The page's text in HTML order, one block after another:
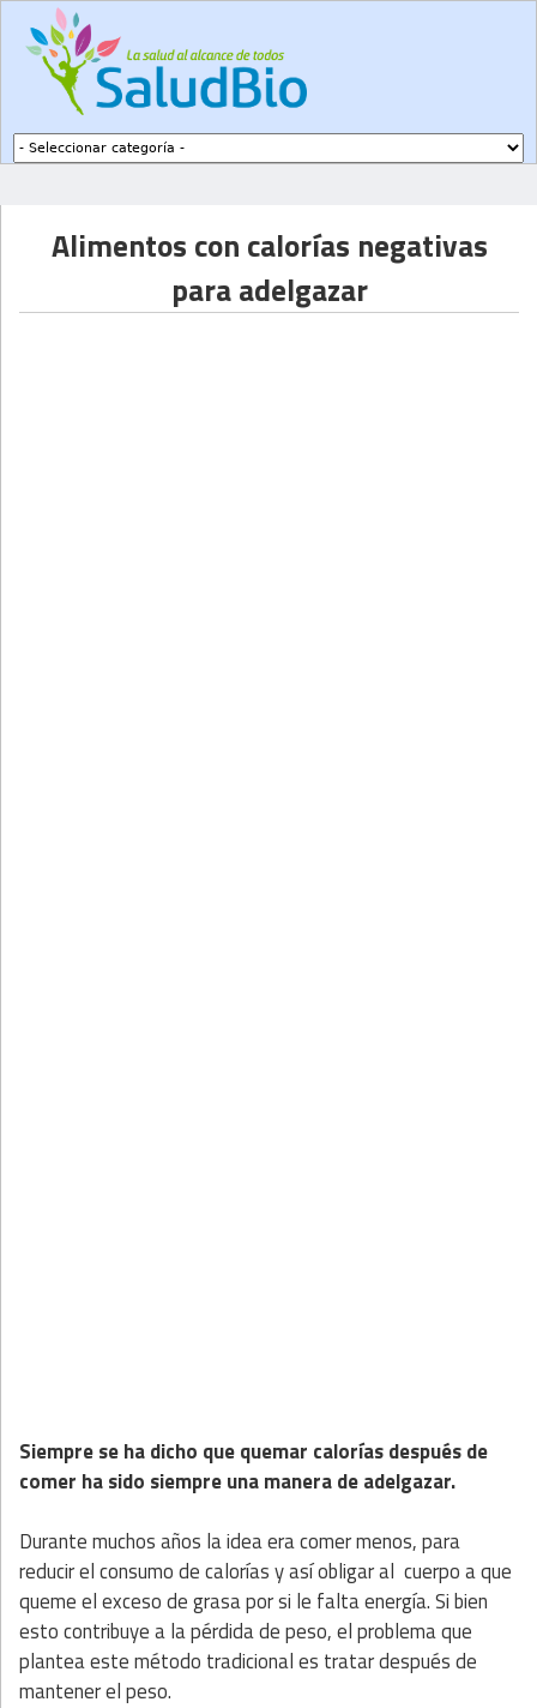
Alimentos con calorías negativas
para adelgazar
Siempre se ha dicho que quemar calorías después de
comer ha sido siempre una manera de adelgazar.
Durante muchos años la idea era comer menos, para
reducir el consumo de calorías y así obligar al cuerpo a que
queme el exceso de grasa por si le falta energía. Si bien
esto contribuye a la pérdida de peso, el problema que
plantea este método tradicional es tratar después de
mantener el peso.